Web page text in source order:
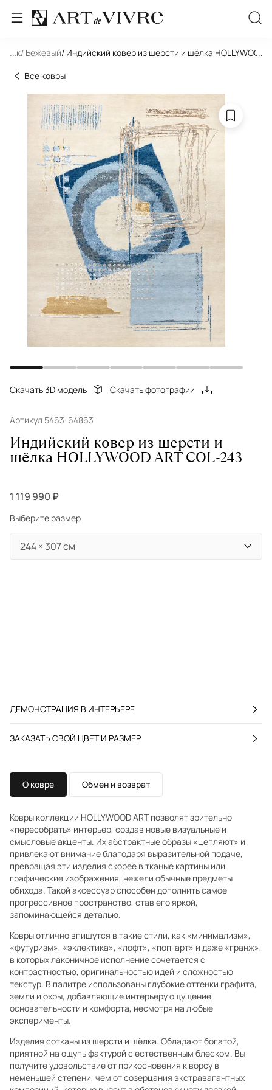
... / Бежевый/ Индийский ковер из шерсти и шёлка HOLLYWOOD
...
Все ковры
Скачать 3D модель Скачать фотографии
Артикул 5463-64863
Индийский ковер из шерсти и
шёлка HOLLYWOOD ART COL-243
1 119 990 ₽
Выберите размер
ДЕМОНСТРАЦИЯ В ИНТЕРЬЕРЕ
ЗАКАЗАТЬ СВОЙ ЦВЕТ И РАЗМЕР
О ковре Обмен и возврат
Ковры коллекции HOLLYWOOD ART позволят зрительно
«пересобрать» интерьер, создав новые визуальные и
смысловые акценты. Их абстрактные образы «цепляют» и
привлекают внимание благодаря выразительной подаче,
превращая эти изделия скорее в тканые картины или
графические изображения, нежели обычные предметы
обихода. Такой аксессуар способен дополнить самое
прогрессивное пространство, став его яркой,
запоминающейся деталью.
Ковры отлично впишутся в такие стили, как «минимализм»,
«футуризм», «эклектика», «лофт», «поп-арт» и даже «гранж»,
в которых лаконичное исполнение сочетается с
контрастностью, оригинальностью идей и сложностью
текстур. В палитре использованы глубокие оттенки графита,
земли и охры, добавляющие интерьеру ощущение
основательности и комфорта, несмотря на любые
эксперименты.
Изделия сотканы из шерсти и шёлка. Обладают богатой,
приятной на ощупь фактурой с естественным блеском. Вы
получите удовольствие от прикосновения к ворсу в
неменьшей степени, чем от созерцания экстравагантных